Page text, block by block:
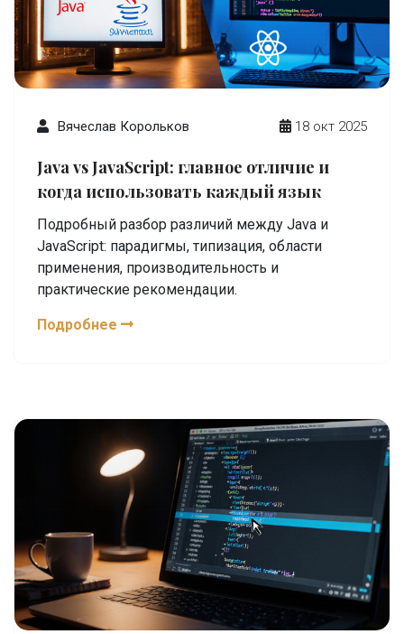
Вячеслав Корольков 18 окт 2025
Java vs JavaScript: главное отличие и
когда использовать каждый язык
Подробный разбор различий между Java и
JavaScript: парадигмы, типизация, области
применения, производительность и
практические рекомендации.
Подробнее